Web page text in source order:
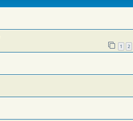
1 2